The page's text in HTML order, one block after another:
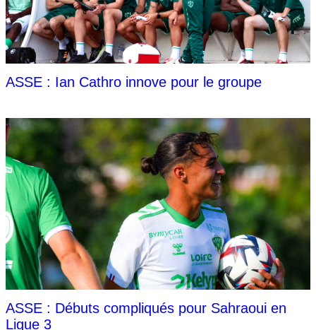
ASSE : Ian Cathro innove pour le groupe
ASSE : Débuts compliqués pour Sahraoui en
Ligue 3